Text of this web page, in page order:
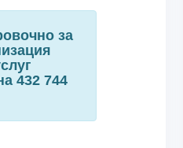
за
432 744